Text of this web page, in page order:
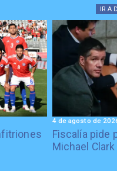
IR A
Fiscalía pide
Michael
4 de agosto de